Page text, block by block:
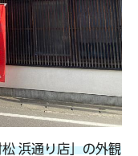
浜通り店」の外観